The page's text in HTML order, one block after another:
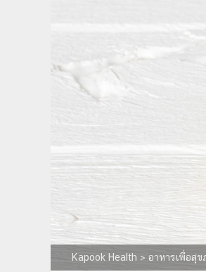
Kapook Health > อาหารเพื่อสุข